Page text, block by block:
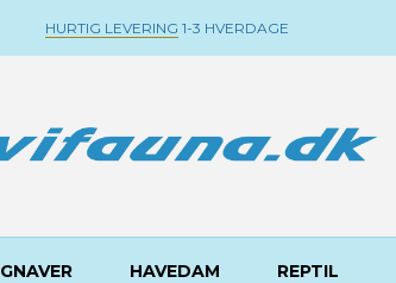
HURTIG LEVERING 1-3 HVERDAGE
GNAVER HAVEDAM REPTIL